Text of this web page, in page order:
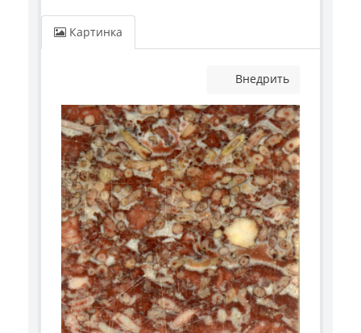
Картинка
Внедрить